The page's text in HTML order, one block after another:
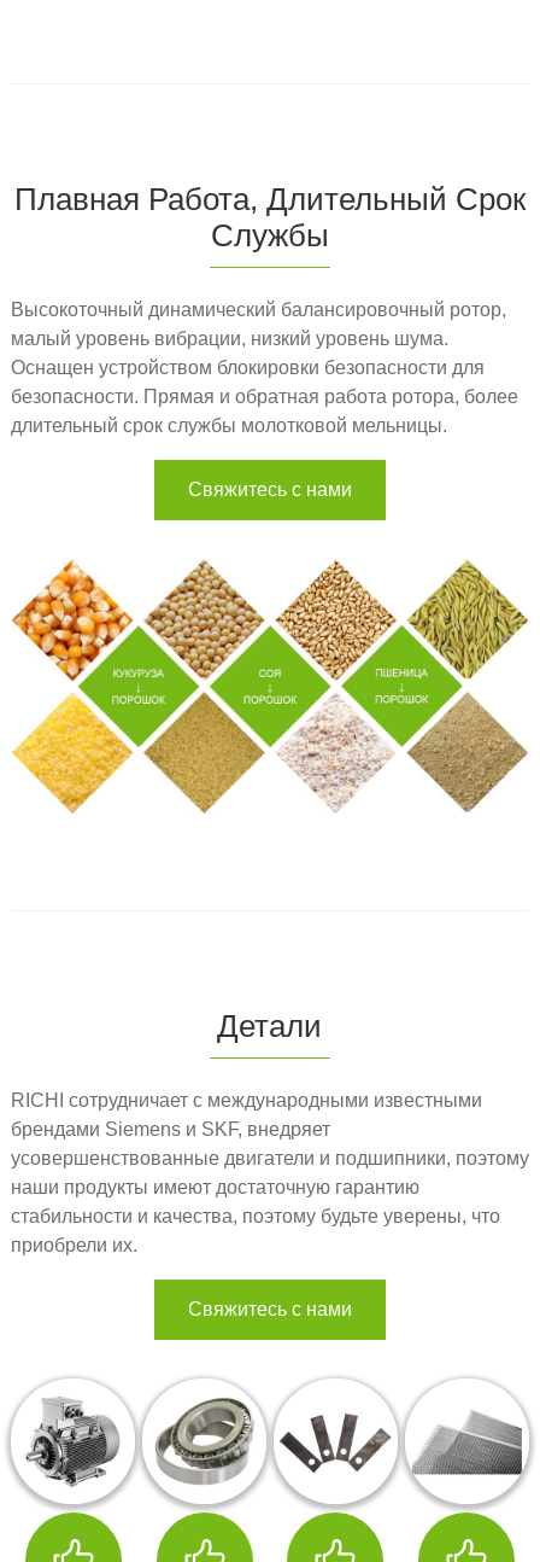
Плавная Работа, Длительный Срок
Службы
Высокоточный динамический балансировочный ротор,
малый уровень вибрации, низкий уровень шума.
Оснащен устройством блокировки безопасности для
безопасности. Прямая и обратная работа ротора, более
длительный срок службы молотковой мельницы.
Свяжитесь с нами
Детали
RICHI сотрудничает с международными известными
брендами Siemens и SKF, внедряет
усовершенствованные двигатели и подшипники, поэтому
наши продукты имеют достаточную гарантию
стабильности и качества, поэтому будьте уверены, что
приобрели их.
Свяжитесь с нами